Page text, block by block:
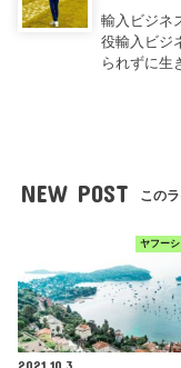
輸入ビジネ
役輸入ビジ
られずに生
NEW POST この
ヤフー